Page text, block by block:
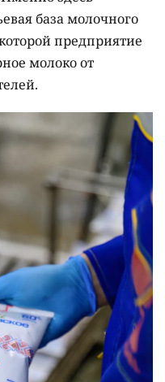
база молочного
предприятие
молоко от